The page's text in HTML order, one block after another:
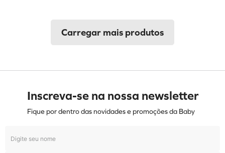
Inscreva-se na nossa newsletter
Fique por dentro das novidades e promoções da Baby